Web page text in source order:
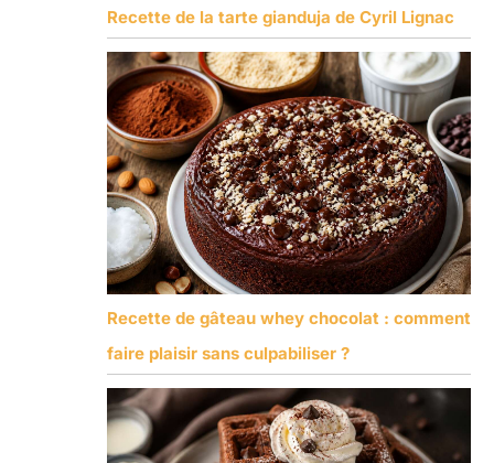
Recette de la tarte gianduja de Cyril Lignac
Recette de gâteau whey chocolat : comment
faire plaisir sans culpabiliser ?